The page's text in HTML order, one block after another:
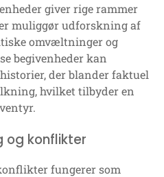
giver rige rammer
muliggør udforskning af
omvæltninger og
begivenheder kan
der blander faktuel
hvilket tilbyder en
og konflikter
fungerer som